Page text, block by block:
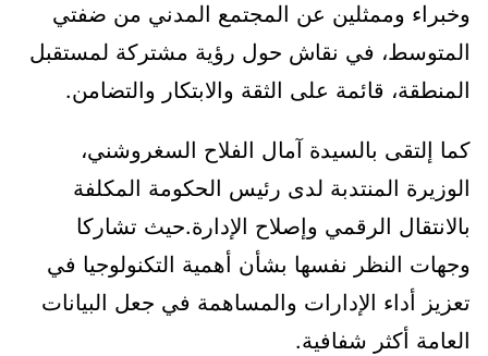
وخبراء وممثلين عن المجتمع المدني من ضفتي
المتوسط، في نقاش حول رؤية مشتركة لمستقبل
المنطقة، قائمة على الثقة والابتكار والتضامن.
كما إلتقى بالسيدة آمال الفلاح السغروشني،
الوزيرة المنتدبة لدى رئيس الحكومة المكلفة
بالانتقال الرقمي وإصلاح الإدارة.حيث تشاركا
وجهات النظر نفسها بشأن أهمية التكنولوجيا في
تعزيز أداء الإدارات والمساهمة في جعل البيانات
العامة أكثر شفافية.